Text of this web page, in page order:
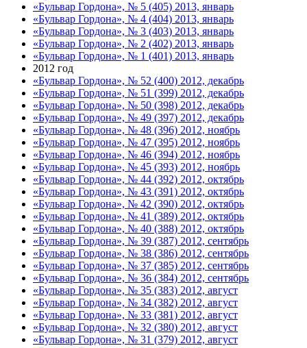
«Бульвар Гордона», № 5 (405) 2013, январь
«Бульвар Гордона», № 4 (404) 2013, январь
«Бульвар Гордона», № 3 (403) 2013, январь
«Бульвар Гордона», № 2 (402) 2013, январь
«Бульвар Гордона», № 1 (401) 2013, январь
2012 год
«Бульвар Гордона», № 52 (400) 2012, декабрь
«Бульвар Гордона», № 51 (399) 2012, декабрь
«Бульвар Гордона», № 50 (398) 2012, декабрь
«Бульвар Гордона», № 49 (397) 2012, декабрь
«Бульвар Гордона», № 48 (396) 2012, ноябрь
«Бульвар Гордона», № 47 (395) 2012, ноябрь
«Бульвар Гордона», № 46 (394) 2012, ноябрь
«Бульвар Гордона», № 45 (393) 2012, ноябрь
«Бульвар Гордона», № 44 (392) 2012, октябрь
«Бульвар Гордона», № 43 (391) 2012, октябрь
«Бульвар Гордона», № 42 (390) 2012, октябрь
«Бульвар Гордона», № 41 (389) 2012, октябрь
«Бульвар Гордона», № 40 (388) 2012, октябрь
«Бульвар Гордона», № 39 (387) 2012, сентябрь
«Бульвар Гордона», № 38 (386) 2012, сентябрь
«Бульвар Гордона», № 37 (385) 2012, сентябрь
«Бульвар Гордона», № 36 (384) 2012, сентябрь
«Бульвар Гордона», № 35 (383) 2012, август
«Бульвар Гордона», № 34 (382) 2012, август
«Бульвар Гордона», № 33 (381) 2012, август
«Бульвар Гордона», № 32 (380) 2012, август
«Бульвар Гордона», № 31 (379) 2012, август